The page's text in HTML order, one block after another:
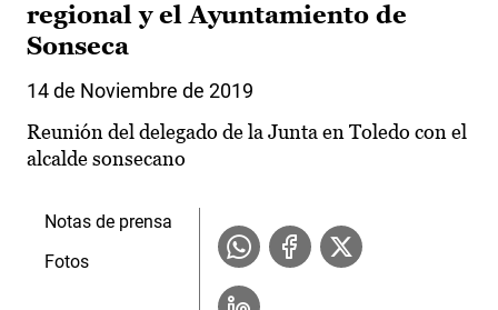
regional y el Ayuntamiento de
Sonseca
14 de Noviembre de 2019
Reunión del delegado de la Junta en Toledo con el
alcalde sonsecano
Notas de prensa
Fotos